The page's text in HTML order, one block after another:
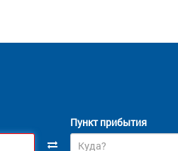
Пункт прибытия